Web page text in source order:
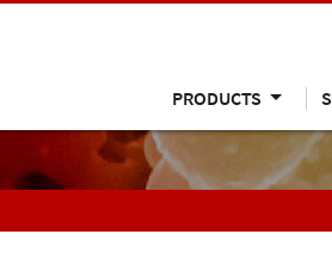
PRODUCTS